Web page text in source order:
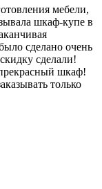
мебели,
шкаф-купе в
сделано очень
сделали!
шкаф!
только